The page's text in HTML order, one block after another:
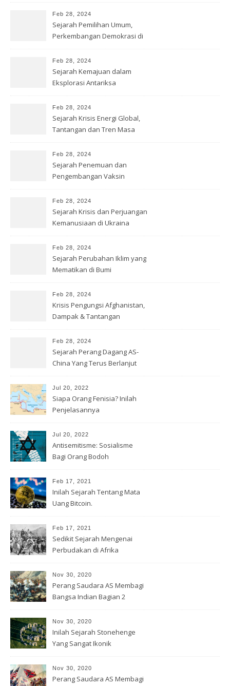
Feb 28, 2024
Sejarah Pemilihan Umum,
Perkembangan Demokrasi di
Feb 28, 2024
Sejarah Kemajuan dalam
Eksplorasi Antariksa
Feb 28, 2024
Sejarah Krisis Energi Global,
Tantangan dan Tren Masa
Feb 28, 2024
Sejarah Penemuan dan
Pengembangan Vaksin
Feb 28, 2024
Sejarah Krisis dan Perjuangan
Kemanusiaan di Ukraina
Feb 28, 2024
Sejarah Perubahan Iklim yang
Mematikan di Bumi
Feb 28, 2024
Krisis Pengungsi Afghanistan,
Dampak & Tantangan
Feb 28, 2024
Sejarah Perang Dagang AS-
China Yang Terus Berlanjut
Jul 20, 2022
Siapa Orang Fenisia? Inilah
Penjelasannya
Jul 20, 2022
Antisemitisme: Sosialisme
Bagi Orang Bodoh
Feb 17, 2021
Inilah Sejarah Tentang Mata
Uang Bitcoin.
Feb 17, 2021
Sedikit Sejarah Mengenai
Perbudakan di Afrika
Nov 30, 2020
Perang Saudara AS Membagi
Bangsa Indian Bagian 2
Nov 30, 2020
Inilah Sejarah Stonehenge
Yang Sangat Ikonik
Nov 30, 2020
Perang Saudara AS Membagi